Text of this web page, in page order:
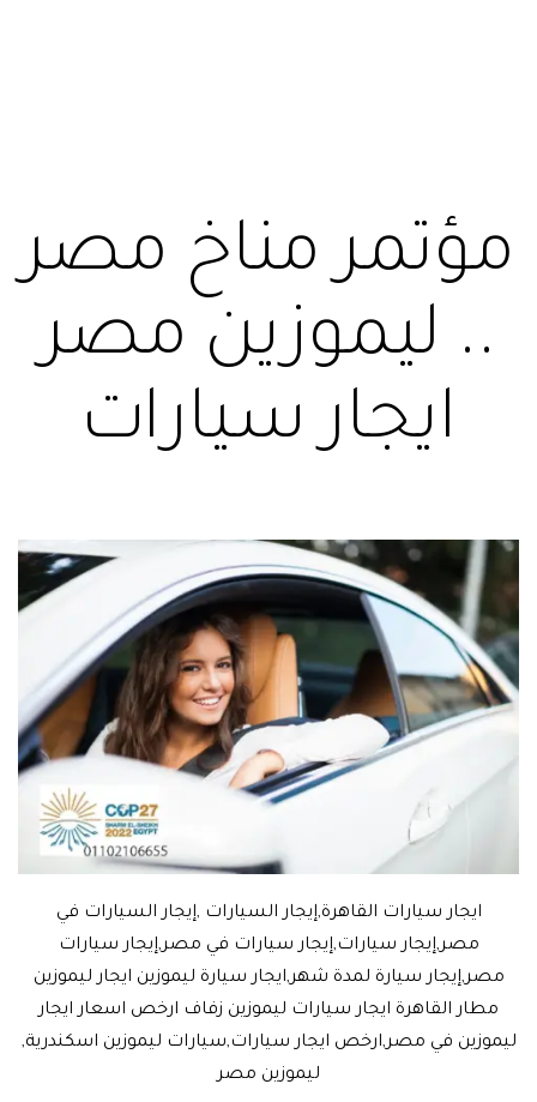
مؤتمر مناخ مصر
.. ليموزين مصر
ايجار سيارات
ايجار سيارات القاهرة,إيجار السيارات ,إيجار السيارات في
مصر,إيجار سيارات,إيجار سيارات في مصر,إيجار سيارات
مصر,إيجار سيارة لمدة شهر,ايجار سيارة ليموزين ايجار ليموزين
مطار القاهرة ايجار سيارات ليموزين زفاف ارخص اسعار ايجار
ليموزين في مصر,ارخص ايجار سيارات,سيارات ليموزين اسكندرية,
ليموزين مصر